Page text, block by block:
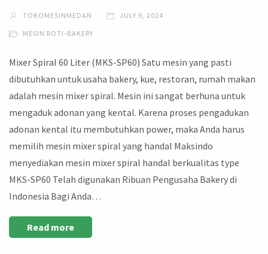
TOKOMESINMEDAN JULY 9, 2024
MESIN ROTI-BAKERY
Mixer Spiral 60 Liter (MKS-SP60) Satu mesin yang pasti
dibutuhkan untuk usaha bakery, kue, restoran, rumah makan
adalah mesin mixer spiral. Mesin ini sangat berhuna untuk
mengaduk adonan yang kental. Karena proses pengadukan
adonan kental itu membutuhkan power, maka Anda harus
memilih mesin mixer spiral yang handal Maksindo
menyediakan mesin mixer spiral handal berkualitas type
MKS-SP60 Telah digunakan Ribuan Pengusaha Bakery di
Indonesia Bagi Anda…
Read more